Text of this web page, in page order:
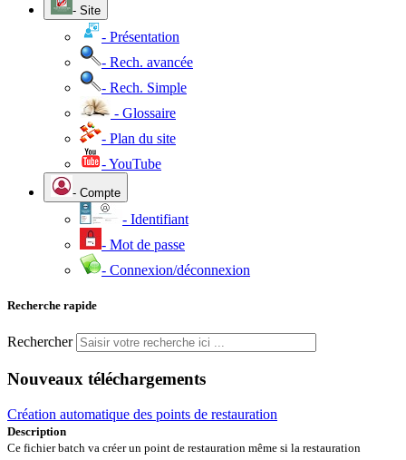
- Site
- Présentation
- Rech. avancée
- Rech. Simple
- Glossaire
- Plan du site
- YouTube
- Compte
- Identifiant
- Mot de passe
- Connexion/déconnexion
Recherche rapide
Rechercher
Nouveaux téléchargements
Création automatique des points de restauration
Description
Ce fichier batch va créer un point de restauration même si la restauration